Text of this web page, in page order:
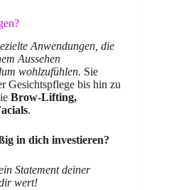
Anwendungen, die
Aussehen
wohlzufühlen. Sie
Gesichtspflege bis hin zu
Brow-Lifting,
.
in dich investieren?
Statement deiner
wert!